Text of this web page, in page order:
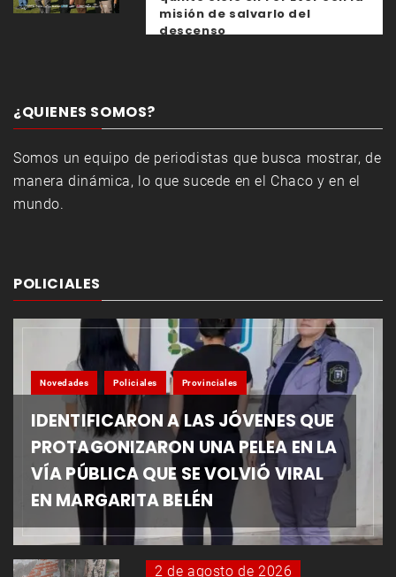
misión de salvarlo del
descenso
¿QUIENES SOMOS?
Somos un equipo de periodistas que busca mostrar, de
manera dinámica, lo que sucede en el Chaco y en el
mundo.
POLICIALES
Novedades Policiales Provinciales
IDENTIFICARON A LAS JÓVENES QUE
PROTAGONIZARON UNA PELEA EN LA
VÍA PÚBLICA QUE SE VOLVIÓ VIRAL
EN MARGARITA BELÉN
2 de agosto de 2026